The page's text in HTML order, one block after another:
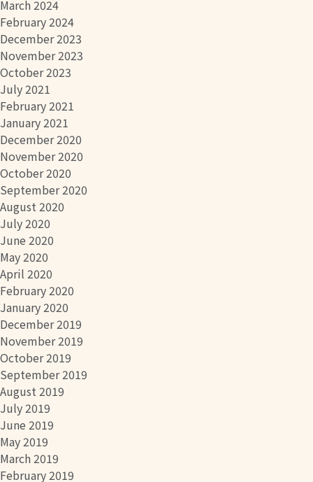
March 2024
February 2024
December 2023
November 2023
October 2023
July 2021
February 2021
January 2021
December 2020
November 2020
October 2020
September 2020
August 2020
July 2020
June 2020
May 2020
April 2020
February 2020
January 2020
December 2019
November 2019
October 2019
September 2019
August 2019
July 2019
June 2019
May 2019
March 2019
February 2019